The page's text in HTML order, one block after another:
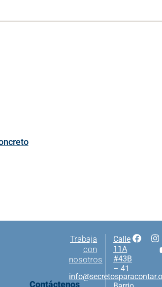
Contáctenos
Trabaja
con
nosotros
Calle
11A
#43B
– 41